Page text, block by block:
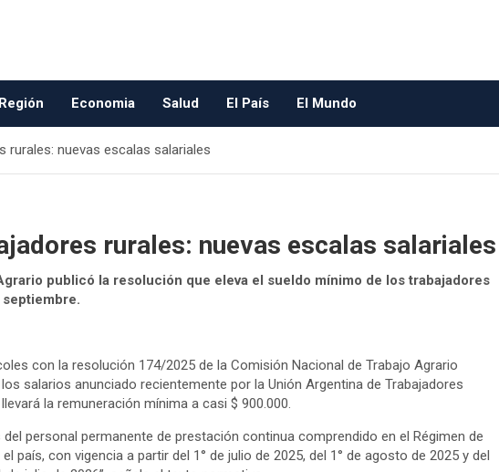
Economia Salud El País El Mundo
rurales: nuevas escalas salariales
rurales: nuevas escalas salariales
publicó la resolución que eleva el sueldo mínimo de los trabajadores
con la resolución 174/2025 de la Comisión Nacional de Trabajo Agrario
salarios anunciado recientemente por la Unión Argentina de Trabajadores
la remuneración mínima a casi $ 900.000.
personal permanente de prestación continua comprendido en el Régimen de
país, con vigencia a partir del 1° de julio de 2025, del 1° de agosto de 2025 y del